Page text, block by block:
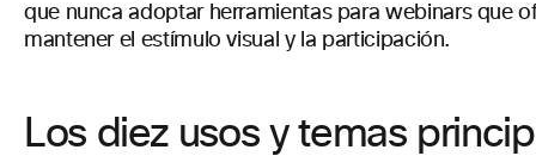
que nunca adoptar herramientas para webinars que
mantener el estímulo visual y la participación.
Los diez usos y temas